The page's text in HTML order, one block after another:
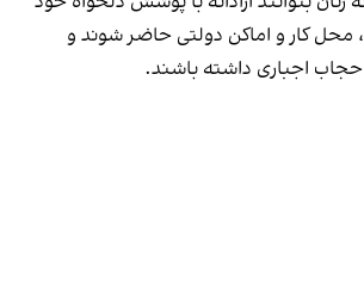
محل کار و اماکن دولتی حاضر شوند و
اجباری داشته باشند.